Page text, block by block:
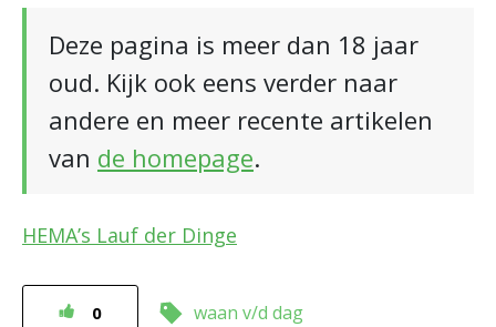
Deze pagina is meer dan 18 jaar
oud. Kijk ook eens verder naar
andere en meer recente artikelen
van de homepage.
HEMA’s Lauf der Dinge
0 waan v/d dag